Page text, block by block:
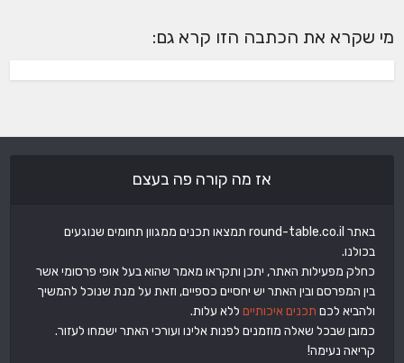
מי שקרא את הכתבה הזו קרא גם:
אז מה קורה פה בעצם
באתר round-table.co.il תמצאו תכנים ממגוון תחומים שנוגעים
בכולנו.
כחלק מפעילות האתר, יתכן ותקראו מאמר שהוא בעל אופי פרסומי אשר
בין המפרסם ובין האתר יש יחסיים כספיים, וזאת על מנת שנוכל להמשיך
ולהביא לכם תכנים איכותיים ללא עלות.
כמובן שבכל שאלה מוזמנים לפנות אלינו ועורכי האתר ישמחו לעזור.
קריאה נעימה!